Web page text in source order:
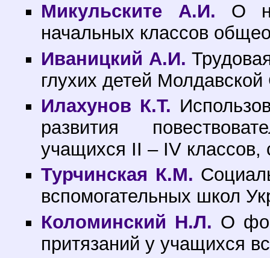
Микульските А.И. О
начальных классов
Иваницкий А.И.
глухих детей
Илахунов К.Т.
развития
учащихся II – IV классов,
Турчинская К.М.
вспомогательных школ
Коломинский Н.Л. О
притязаний у учащихся